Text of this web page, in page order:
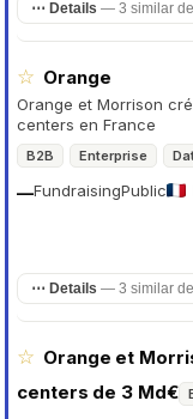
⋯ Details — 3 similar
☆ Orange
Orange et Morrison
centers en France
B2B Enterprise
Fundraising
— Public
⋯ Details — 3 similar
☆ Orange et
centers de 3 Md€